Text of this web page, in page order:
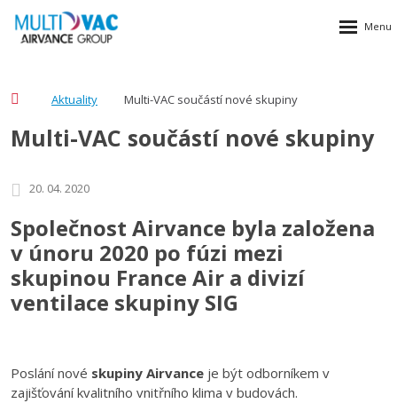
Aktuality Multi-VAC součástí nové skupiny
Multi-VAC součástí nové skupiny
20. 04. 2020
Společnost Airvance byla založena
v únoru 2020 po fúzi mezi
skupinou France Air a divizí
ventilace skupiny SIG
Poslání nové skupiny Airvance je být odborníkem v
zajišťování kvalitního vnitřního klima v budovách.